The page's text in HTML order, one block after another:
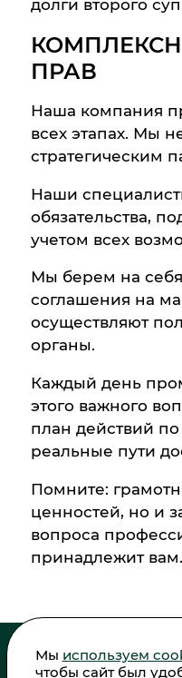
долги второго
ПРАВ
Наша компания
всех этапах. Мы
стратегическим
Наши
обязательства,
учетом всех
Мы берем на
соглашения на
осуществляют
органы.
Каждый день
этого важного
план действий
реальные пути
Помните:
ценностей, но и
вопроса
принадлежит вам.
Мы используем
чтобы сайт был